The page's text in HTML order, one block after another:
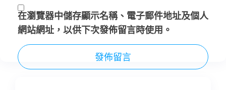
在瀏覽器中儲存顯示名稱、電子郵件地址及個人
網站網址，以供下次發佈留言時使用。